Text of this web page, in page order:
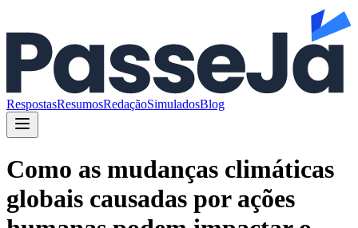
RespostasResumosRedaçãoSimuladosBlog
Como as mudanças climáticas
globais causadas por ações